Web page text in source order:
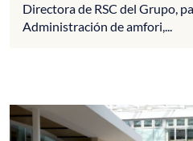
Directora de RSC del Grupo,
Administración de amfori,...